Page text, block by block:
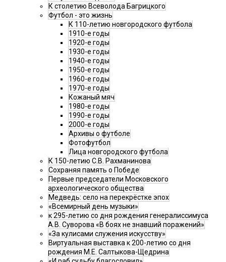
К столетию Всеволода Багрицкого
Футбол - это жизнь
К 110-летию новгородского футбола
1910-е годы
1920-е годы
1930-е годы
1940-е годы
1950-е годы
1960-е годы
1970-е годы
Кожаный мяч
1980-е годы
1990-е годы
2000-е годы
Архивы о футболе
Фотофутбол
Лица новгородского футбола
К 150-летию С.В. Рахманинова
Сохраняя память о Победе
Первые председатели Московского
археологического общества
Медведь: село на перекрёстке эпох
«Всемирный день музыки»
к 295-летию со дня рождения генералиссимуса
А.В. Суворова «В боях не знавший поражений»
«За кулисами служения искусству»
Виртуальная выставка к 200-летию со дня
рождения М.Е. Салтыкова-Щедрина